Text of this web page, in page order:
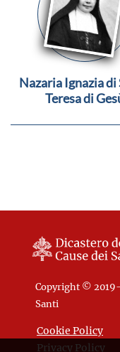
Nazaria Ignazia di
Teresa di
Copyright © 2019-
Santi
Cookie Policy
Privacy Policy